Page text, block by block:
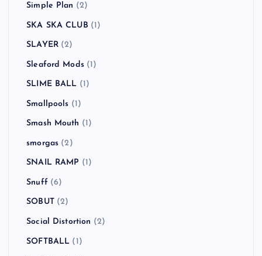
Simple Plan (2)
SKA SKA CLUB (1)
SLAYER(2)
Sleaford Mods(1)
SLIME BALL (1)
Smallpools (1)
Smash Mouth (1)
smorgas (2)
SNAIL RAMP (1)
Snuff (6)
SOBUT(2)
Social Distortion (2)
SOFTBALL (1)